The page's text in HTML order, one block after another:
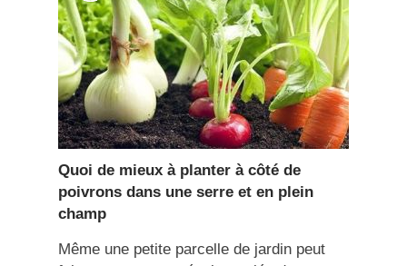
Quoi de mieux à planter à côté de
poivrons dans une serre et en plein
champ
Même une petite parcelle de jardin peut